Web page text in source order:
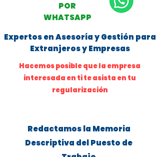
POR
WHATSAPP
Expertos en Asesoría y Gestión para
Extranjeros y Empresas
Hacemos posible que la empresa
interesada en ti te asista en tu
regularización
Redactamos la Memoria
Descriptiva del Puesto de